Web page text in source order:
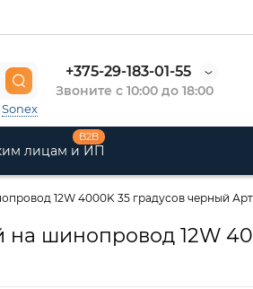
+375-29-183-01-55
Звоните с 10:00 до 18:00
Sonex
B2B
лицам и ИП
12W 4000K 35 градусов черный
на шинопровод 12W